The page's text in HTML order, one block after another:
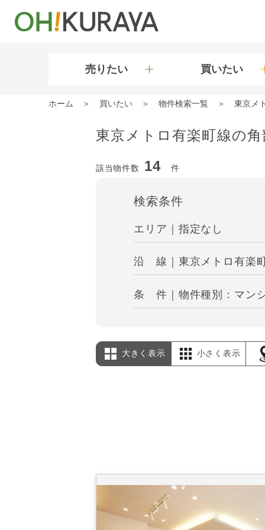
売りたい 買いたい
ホーム 買いたい 物件検索一覧 東京メ
東京メトロ有楽町線の
該当物件数 14 件
検索条件
エリア｜指定なし
沿 線｜東京メトロ有楽
条 件｜物件種別：マン
大きく表示 小さく表示